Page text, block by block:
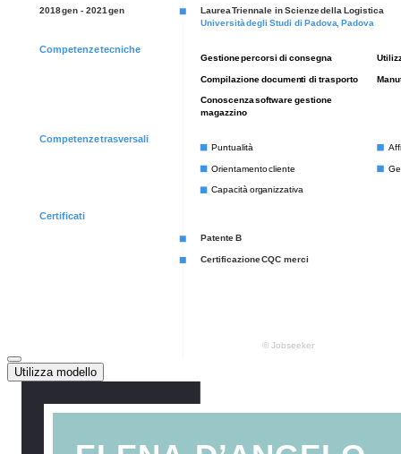
Utilizza modello